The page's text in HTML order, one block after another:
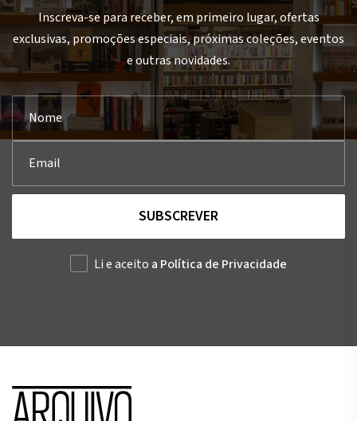
Inscreva-se para receber, em primeiro lugar, ofertas
exclusivas, promoções especiais, próximas coleções, eventos
e outras novidades.
SUBSCREVER
Li e aceito a Política de Privacidade